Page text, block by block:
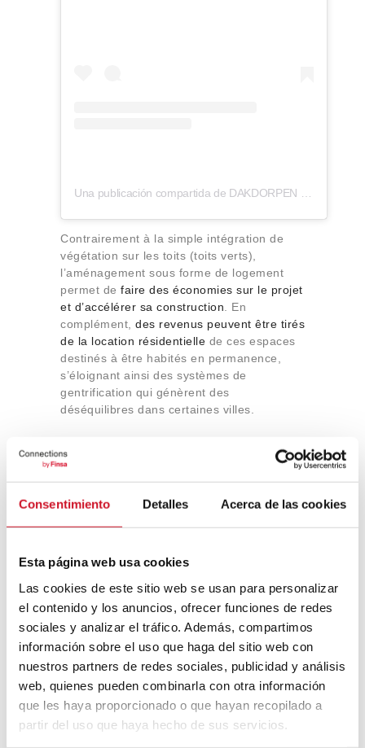
Consentimiento Detalles Acerca de las cookies
Esta página web usa cookies
Las cookies de este sitio web se usan para personalizar
el contenido y los anuncios, ofrecer funciones de redes
sociales y analizar el tráfico. Además, compartimos
información sobre el uso que haga del sitio web con
nuestros partners de redes sociales, publicidad y análisis
web, quienes pueden combinarla con otra información
que les haya proporcionado o que hayan recopilado a
partir del uso que haya hecho de sus servicios.
Contrairement à la simple intégration de
végétation sur les toits (toits verts),
l’aménagement sous forme de logement
permet de faire des économies sur le projet
et d’accélérer sa construction . En
complément, des revenus peuvent être tirés
de la location résidentielle de ces espaces
destinés à être habités en permanence,
s’éloignant ainsi des systèmes de
gentrification qui génèrent des
déséquilibres dans certaines villes.
Tous les toits ne valent pas
la peine d’être habités
lacapacité de chargedont vous avez
besoin pour l’utilisation que vous
souhaitez ». Cela influencera la possibilité
de placer des arbres, la quantité de
substrat que le toit peut supporter, etc. Les
installations d’égouts ou de conduites d’eau
seraient également un autre type de
limitation pour ce modèle.